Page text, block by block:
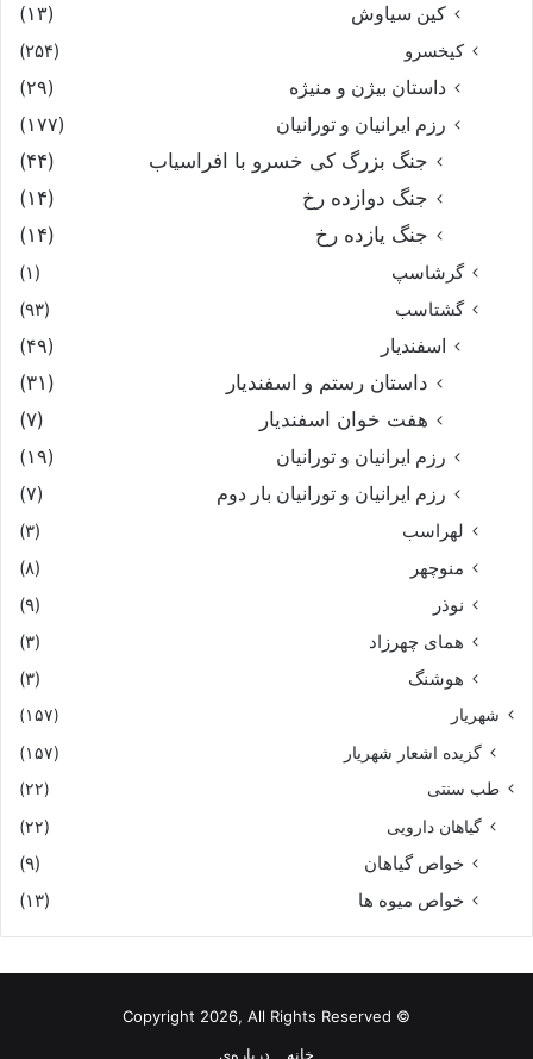
کین سیاوش
(۱۳)
کیخسرو
(۲۵۴)
داستان بیژن و منیژه
(۲۹)
رزم ایرانیان و تورانیان
(۱۷۷)
جنگ بزرگ کی خسرو با افراسیاب
(۴۴)
جنگ دوازده رخ
(۱۴)
جنگ یازده رخ
(۱۴)
گرشاسپ
(۱)
گشتاسب
(۹۳)
اسفندیار
(۴۹)
داستان رستم و اسفندیار
(۳۱)
هفت خوان اسفندیار
(۷)
رزم ایرانیان و تورانیان
(۱۹)
رزم ایرانیان و تورانیان بار دوم
(۷)
لهراسب
(۳)
منوچهر
(۸)
نوذر
(۹)
هماى چهرزاد
(۳)
هوشنگ
(۳)
شهریار (۱۵۷)
گزیده اشعار شهریار (۱۵۷)
طب سنتی (۲۲)
گیاهان دارویی (۲۲)
خواص گیاهان
(۹)
خواص میوه ها
(۱۳)
© Copyright 2026, All Rights Reserved
خانه
درباره‌ی